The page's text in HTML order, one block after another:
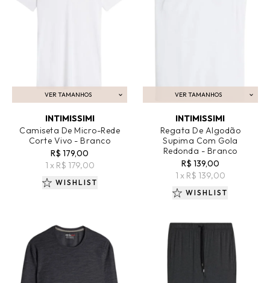
VER TAMANHOS
ADICIONAR AO CARRINHO
INTIMISSIMI
Camiseta De Micro-Rede
Corte Vivo - Branco
R$ 179,00
1 x R$ 179,00
WISHLIST
VER TAMANHOS
ADICIONAR AO CARRINHO
INTIMISSIMI
Regata De Algodão
Supima Com Gola
Redonda - Branco
R$ 139,00
1 x R$ 139,00
WISHLIST